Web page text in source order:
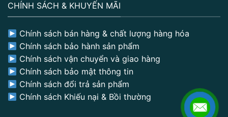
CHÍNH SÁCH & KHUYẾN MÃI
Chính sách bán hàng & chất lượng hàng hóa
Chính sách bảo hành sản phẩm
Chính sách vận chuyển và giao hàng
Chính sách bảo mật thông tin
Chính sách đổi trả sản phẩm
Chính sách Khiếu nại & Bồi thường